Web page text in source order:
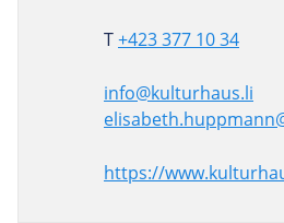
T+423 377 10 34
info@kulturhaus.li
https://